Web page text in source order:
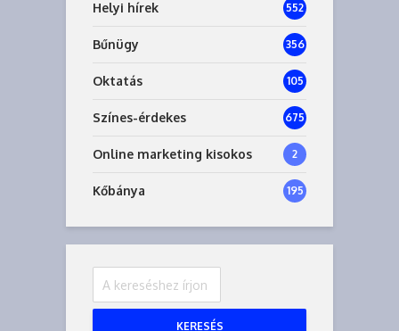
Helyi hírek 552
Bűnügy 356
Oktatás 105
Színes-érdekes 675
Online marketing kisokos 2
Kőbánya 195
KERESÉS